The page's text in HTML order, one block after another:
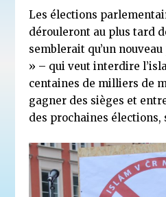
Les élections
dérouleront au plus tard
semblerait qu’un
» – qui veut interdire
centaines de milliers de
gagner des sièges et
des prochaines élections,